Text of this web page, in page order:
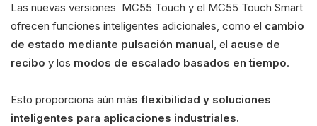
Las nuevas versiones MC55 Touch y el MC55 Touch Smart
ofrecen funciones inteligentes adicionales, como el cambio
de estado mediante pulsación manual, el acuse de
recibo y los modos de escalado basados en tiempo.
Esto proporciona aún más flexibilidad y soluciones
inteligentes para aplicaciones industriales.